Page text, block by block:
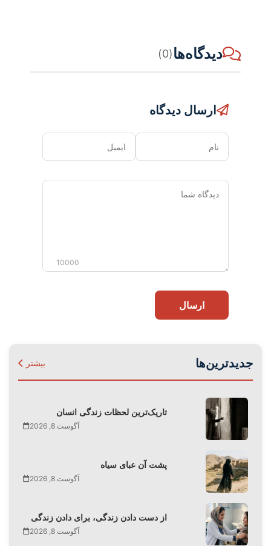
دیدگاه‌ها(0)
ارسال دیدگاه
نام ایمیل
دیدگاه
10000
ارسال
جدیدترین‌ها بیشتر
تاریک‌ترین لحظات زندگی انسان
آگوست 8, 2026
پشت آن عبای سیاه
آگوست 8, 2026
از دست دادن زندگی، برای دادن زندگی
آگوست 8, 2026